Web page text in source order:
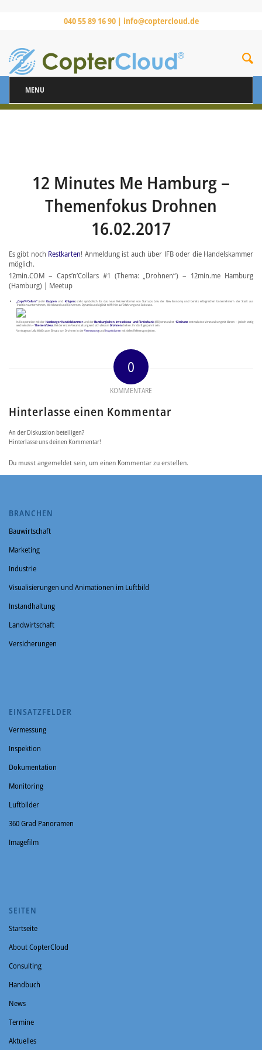
040 55 89 16 90 | info@coptercloud.de
MENU
12 Minutes Me Hamburg –
Themenfokus Drohnen
16.02.2017
Es gibt noch Restkarten! Anmeldung ist auch über IFB oder die Handelskammer
möglich.
12min.COM – Caps’n’Co­­l­lars #1 (Thema: „Drohnen“­­) – 12min.me Hamburg
(Hamburg) | Meetup
„Caps’N’Collars“(oderKappen und Krägen) steht symbolisch für das neue Netzwerkformat von Startups bzw. der New Economy und bereits erfolgreichen Unternehmern der Stadt aus
Traditionsunternehmen, Mittelstand und Konzernen. Dynamik und Agilität trifft hier auf Erfahrung und Substanz.
In Kooperation mit der Hamburger Handelskammer und derHamburgischen Investitions- und Förderbank(IFB) veranstaltet 12min.meerstmals eine Veranstaltung mit klarem – jedoch stetig
wechselnden – Themenfokus. Bei der ersten Veranstaltung wird sich alles umDrohnendrehen. Ihr dürft gespannt sein.
Vortrag von Lelia Miklós zum Einsatz von Drohnen in derVermessungundInspektionenmit vielen Referenzprojekten.
0
KOMMENTARE
Hinterlasse einen Kommentar
An der Diskussion beteiligen?
Hinterlasse uns deinen Kommentar!
Du musst angemeldet sein, um einen Kommentar zu erstellen.
BRANCHEN
Bauwirtschaft
Marketing
Industrie
Visualisierungen und Animationen im Luftbild
Instandhaltung
Landwirtschaft
Versicherungen
EINSATZFELDER
Vermessung
Inspektion
Dokumentation
Monitoring
Luftbilder
360 Grad Panoramen
Imagefilm
SEITEN
Startseite
About CopterCloud
Consulting
Handbuch
News
Termine
Aktuelles